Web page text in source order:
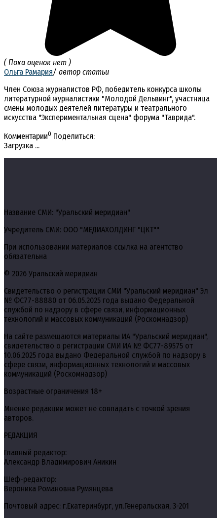
( Пока оценок нет )
Ольга Рамария/ автор статьи
Член Союза журналистов РФ, победитель конкурса школы
литературной журналистики "Молодой Дельвинг", участница
смены молодых деятелей литературы и театрального
искусства "Экспериментальная сцена" форума "Таврида".
Комментарии0 Поделиться:
Загрузка ...
Название СМИ: "Уральский меридиан"
Учредитель СМИ: ООО "МЕДИАХОЛДИНГ "ЦКТ""
При использовании материалов ссылка на агентство
обязательна
© 2026 Уральский меридиан
Свидетельство о регистрации СМИ "Уральский меридиан" Эл
№ ФС77-88880 от 06.05.2025 года выдано Федеральной
службой по надзору в сфере связи, информационных
технологий и массовых коммуникаций (Роскомнадзор)
На сайте размещаются материалы ИА "Уральский меридиан",
свидетельство о регистрации СМИ ИА № ФС77-89575 от
10.06.2025 года выдано Федеральной службой по надзору в
сфере связи, информационных технологий и массовых
коммуникаций (Роскомнадзор)
Возрастные ограничения 18+
Мнение редакции может не совпадать с точкой зрения
авторов.
РЕДАКЦИЯ
Главный редактор:
Александр Владимирович Аникин
Шеф-редактор:
Вероника Романовна Румянцева
Почтовый адрес: г.Екатеринбург, ул.Генеральская, 3-201